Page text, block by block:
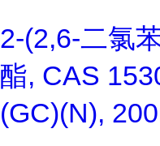
2-(2,6-二氯
酯, CAS
(GC)(N),